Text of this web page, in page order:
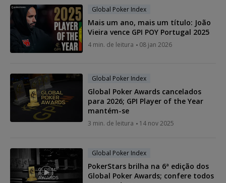
Global Poker Index
Mais um ano, mais um título: João
Vieira vence GPI POY Portugal 2025
4 min. de leitura 08 jan 2026
Global Poker Index
Global Poker Awards cancelados
para 2026; GPI Player of the Year
mantém-se
3 min. de leitura 14 nov 2025
Global Poker Index
PokerStars brilha na 6ª edição dos
Global Poker Awards; confere todos